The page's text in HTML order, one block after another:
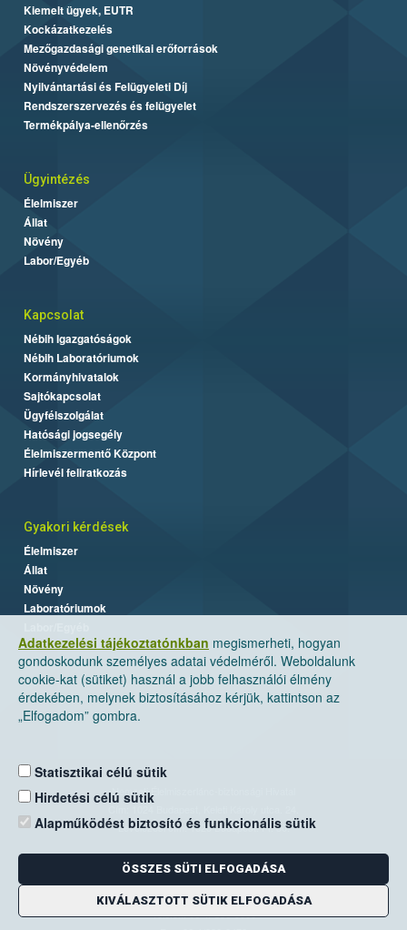
Adatkezelési tájékoztatónkban megismerheti, hogyan
gondoskodunk személyes adatai védelméről. Weboldalunk
cookie-kat (sütiket) használ a jobb felhasználói élmény
érdekében, melynek biztosításához kérjük, kattintson az
„Elfogadom” gombra.
Statisztikai célú sütik
Hirdetési célú sütik
Alapműködést biztosító és funkcionális sütik
ÖSSZES SÜTI ELFOGADÁSA
KIVÁLASZTOTT SÜTIK ELFOGADÁSA
Kiemelt ügyek, EUTR
Kockázatkezelés
Mezőgazdasági genetikai erőforrások
Növényvédelem
Nyilvántartási és Felügyeleti Díj
Rendszerszervezés és felügyelet
Termékpálya-ellenőrzés
Ügyintézés
Élelmiszer
Állat
Növény
Labor/Egyéb
Kapcsolat
Nébih Igazgatóságok
Nébih Laboratóriumok
Kormányhivatalok
Sajtókapcsolat
Ügyfélszolgálat
Hatósági jogsegély
Élelmiszermentő Központ
Hírlevél feliratkozás
Gyakori kérdések
Élelmiszer
Állat
Növény
Laboratóriumok
Nemzeti Élelmiszerlánc-biztonsági Hivatal
Levelezési cím: 1525 Budapest. Pf. 30.
E-mail:ugyfelszolgalat@nebih.gov.hu
Zöld szám: 06-80/263-244
Telefon: 06-1/ 336-9000